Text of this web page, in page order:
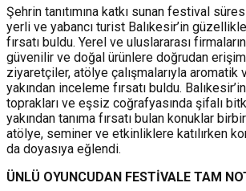
Şehrin tanıtımına katkı sunan festival
yerli ve yabancı turist Balıkesir’in
fırsatı buldu. Yerel ve uluslararası
güvenilir ve doğal ürünlere doğrudan
ziyaretçiler, atölye çalışmalarıyla aromatik
yakından inceleme fırsatı buldu.
toprakları ve eşsiz coğrafyasında şifalı
yakından tanıma fırsatı bulan konuklar
atölye, seminer ve etkinliklere katılırken
da doyasıya eğlendi.
ÜNLÜ OYUNCUDAN FESTİVALE TAM